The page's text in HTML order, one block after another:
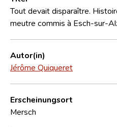
Kontakt
Tout devait disparaître.
meutre commis à Esch-sur-
Autor(in)
Jérôme Quiqueret
Erscheinungsort
Mersch